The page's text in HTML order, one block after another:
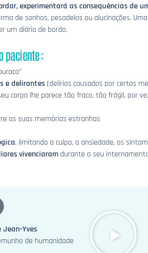
experimentará as consequências de
de sonhos, pesadelos ou alucinações.
um diário de bordo.
paciente :
e delirantes (delírios causados por certos
corpo lhe parece tão fraco, tão frágil, por
as suas memórias estranhas
, limitando a culpa, a ansiedade, os
vivenciaram durante o seu
Jean-Yves
de humanidade